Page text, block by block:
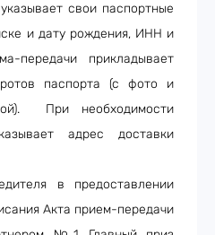
свои паспортные
и дату рождения, ИНН и
передачи прикладывает
паспорта (с фото и
При необходимости
адрес доставки
в предоставлении
Акта прием-передачи